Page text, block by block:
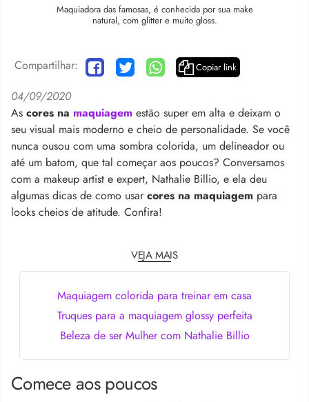
Maquiadora das famosas, é conhecida por sua make
natural, com glitter e muito gloss.
Compartilhar: Copiar link
04/09/2020
As cores na maquiagem estão super em alta e deixam o
seu visual mais moderno e cheio de personalidade. Se você
nunca ousou com uma sombra colorida, um delineador ou
até um batom, que tal começar aos poucos? Conversamos
com a makeup artist e expert, Nathalie Billio, e ela deu
algumas dicas de como usarcores na maquiagem para
looks cheios de atitude. Confira!
VEJA MAIS
Maquiagem colorida para treinar em casa
Truques para a maquiagem glossy perfeita
Beleza de ser Mulher com Nathalie Billio
Comece aos poucos